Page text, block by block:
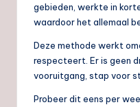
gebieden, werkte in
waardoor het allemaal
Deze methode werkt
respecteert. Er is geen
vooruitgang, stap voor
Probeer dit eens per